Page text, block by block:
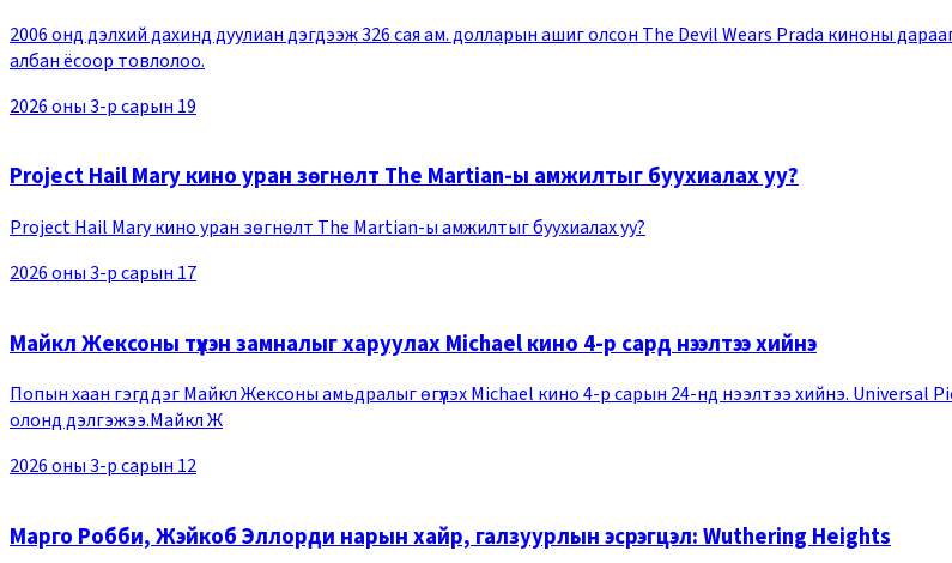
2006 онд дэлхий дахинд дуулиан дэгдээж 326 сая ам. долларын ашиг олсон The Devil Wears Prada киноны
албан ёсоор товлолоо.
2026 оны 3-р сарын 19
Project Hail Mary кино уран зөгнөлт The Martian-ы амжилтыг буухиалах уу?
Project Hail Mary кино уран зөгнөлт The Martian-ы амжилтыг буухиалах уу?
2026 оны 3-р сарын 17
Майкл Жексоны түүхэн замналыг харуулах Michael кино 4-р сард нээлтээ хийнэ
Попын хаан гэгддэг Майкл Жексоны амьдралыг өгүүлэх Michael кино 4-р сарын 24-нд нээлтээ хийнэ.
олонд дэлгэжээ.Майкл Ж
2026 оны 3-р сарын 12
Марго Робби, Жэйкоб Эллорди нарын хайр, галзуурлын эсрэгцэл: Wuthering Heights